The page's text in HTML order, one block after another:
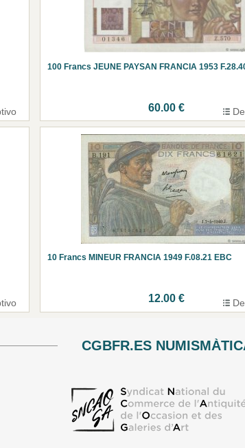
100 Francs JEUNE PAYSAN FRANCIA 1953
60.00 €
10 Francs MINEUR FRANCIA 1949 F.08.21 EBC
12.00 €
CGBFR.ES